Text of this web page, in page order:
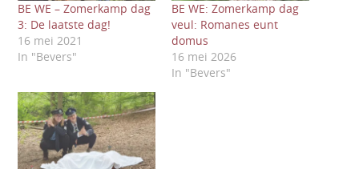
BE WE – Zomerkamp dag
3: De laatste dag!
16 mei 2021
In "Bevers"
BE WE: Zomerkamp dag
veul: Romanes eunt
domus
16 mei 2026
In "Bevers"